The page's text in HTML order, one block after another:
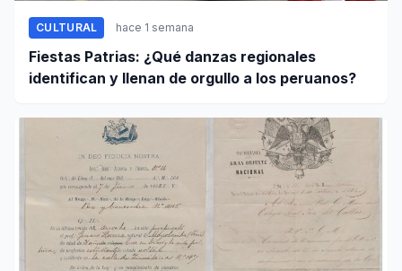
CULTURAL hace 1 semana
Fiestas Patrias: ¿Qué danzas regionales
identifican y llenan de orgullo a los peruanos?